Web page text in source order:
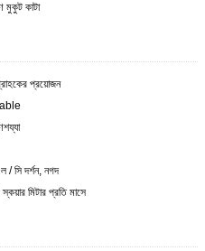
মুকুট কাটা
প্রয়োজন
/ সি দর্শন, নগদ
মিটার প্রতি মাসে